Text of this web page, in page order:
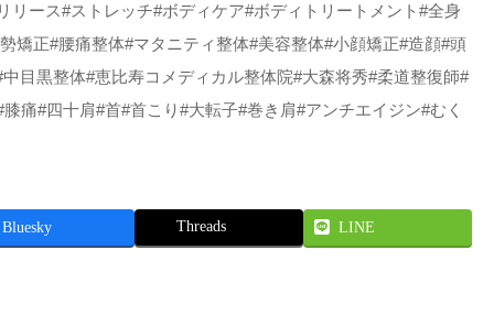
ース#ストレッチ#ボディケア#ボディトリートメント#全身
矯正#腰痛整体#マタニティ整体#美容整体#小顔矯正#造顔#頭
目黒整体#恵比寿コメディカル整体院#大森将秀#柔道整復師#
痛#四十肩#首#首こり#大転子#巻き肩#アンチエイジン#むく
Bluesky Threads LINE